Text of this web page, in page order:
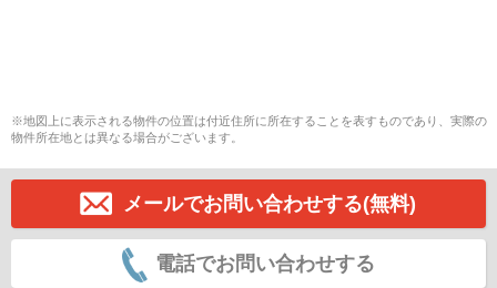
※地図上に表示される物件の位置は付近住所に所在することを表すものであり、実際の
物件所在地とは異なる場合がございます。
メールでお問い合わせする(無料)
電話でお問い合わせする